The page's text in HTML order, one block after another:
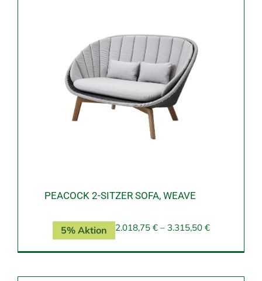
PEACOCK 2-SITZER SOFA, WEAVE
2.018,75 €– 3.315,50 €
5% Aktion